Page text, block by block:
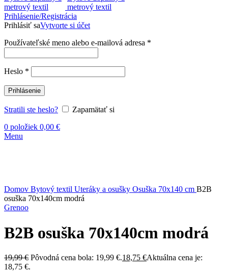
Prihlásenie/Registrácia
Prihlásiť saVytvorte si účet
Používateľské meno alebo e-mailová adresa *
Heslo *
Prihlásenie
Stratili ste heslo?
Zapamätať si
0 položiek 0,00 €
Menu
Domov Bytový textil Uteráky a osušky Osuška 70x140 cm B2B
osuška 70x140cm modrá
Grenoo
B2B osuška 70x140cm modrá
19,99€ Pôvodná cena bola: 19,99 €.18,75 €Aktuálna cena je:
18,75 €.